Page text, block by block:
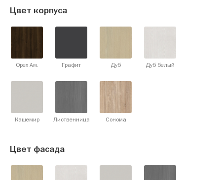
Цвет корпуса
Орех Ам. Графит Дуб Дуб белый
Кашемир Лиственница Сонома
Цвет фасада